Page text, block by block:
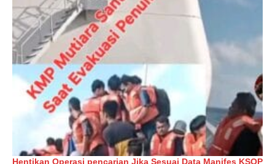
Hentikan Operasi pencarian Jika Sesuai Data Manifes KSOP